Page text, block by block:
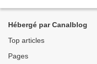
Hébergé par Canalblog
Top articles
Pages